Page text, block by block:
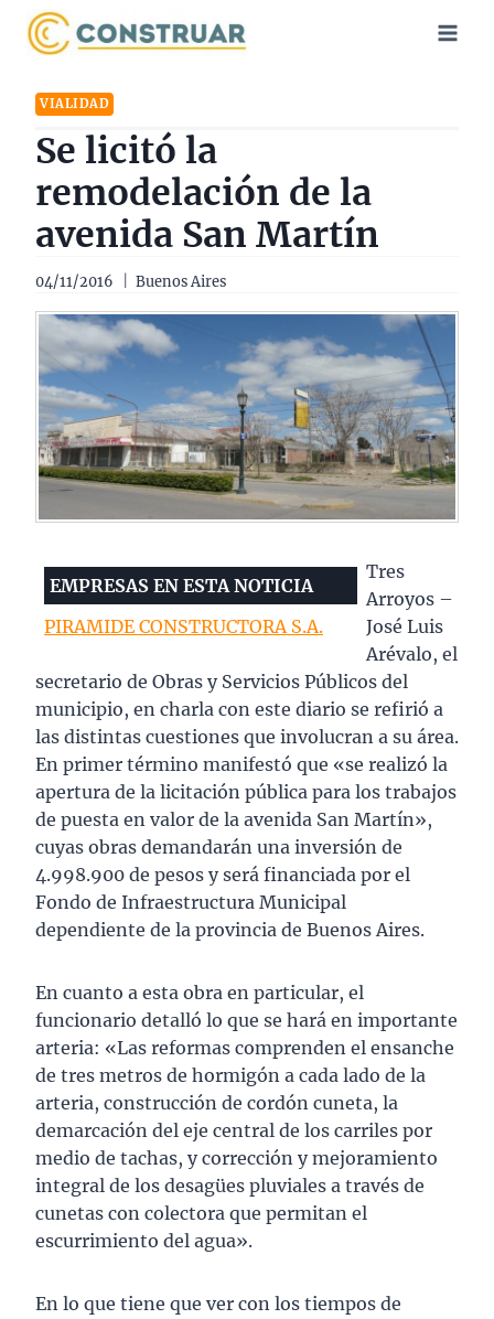
Saltar
VIALIDAD
Se licitó la
remodelación de la
avenida San Martín
04/11/2016 Buenos Aires
EMPRESAS EN ESTA NOTICIA
PIRAMIDE CONSTRUCTORA S.A.
Tres
Arroyos –
José Luis
Arévalo, el
secretario de Obras y Servicios Públicos del
municipio, en charla con este diario se refirió a
las distintas cuestiones que involucran a su área.
En primer término manifestó que «se realizó la
apertura de la licitación pública para los trabajos
de puesta en valor de la avenida San Martín»,
cuyas obras demandarán una inversión de
4.998.900 de pesos y será financiada por el
Fondo de Infraestructura Municipal
dependiente de la provincia de Buenos Aires.
En cuanto a esta obra en particular, el
funcionario detalló lo que se hará en importante
arteria: «Las reformas comprenden el ensanche
de tres metros de hormigón a cada lado de la
arteria, construcción de cordón cuneta, la
demarcación del eje central de los carriles por
medio de tachas, y corrección y mejoramiento
integral de los desagües pluviales a través de
cunetas con colectora que permitan el
escurrimiento del agua».
En lo que tiene que ver con los tiempos de